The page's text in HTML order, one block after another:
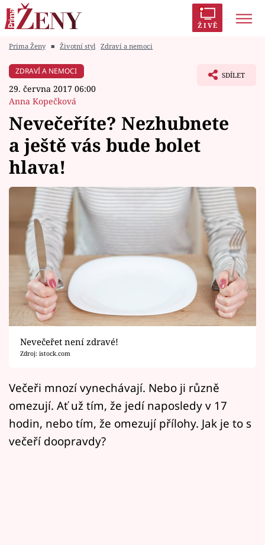
ŽIVĚ
Módní alarm
Zrádci
Témata
Celebrity
Vztahy
Seriály
Horoskopy
Sledujte prima+
Filmový festival Karlovy Vary
Pořady
Mámy sobě
Přihlášení
Prima Ženy ■ Životní styl Zdraví a nemoci
ZDRAVÍ A NEMOCI
29. června 2017 06:00
Anna Kopečková
SDÍLET
Nevečeříte? Nezhubnete
a ještě vás bude bolet
hlava!
Nevečeřet není zdravé!
Zdroj: istock.com
Večeři mnozí vynechávají. Nebo ji různě
omezují. Ať už tím, že jedí naposledy v 17
hodin, nebo tím, že omezují přílohy. Jak je to s
večeří doopravdy?